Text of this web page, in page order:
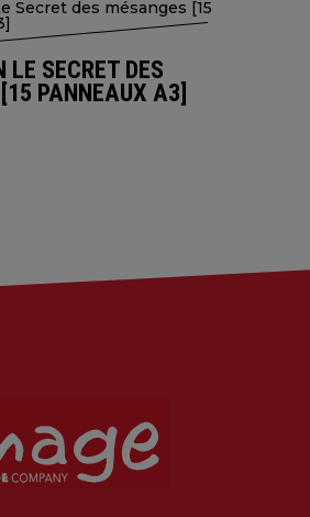
LE SECRET DES
PANNEAUX A3]